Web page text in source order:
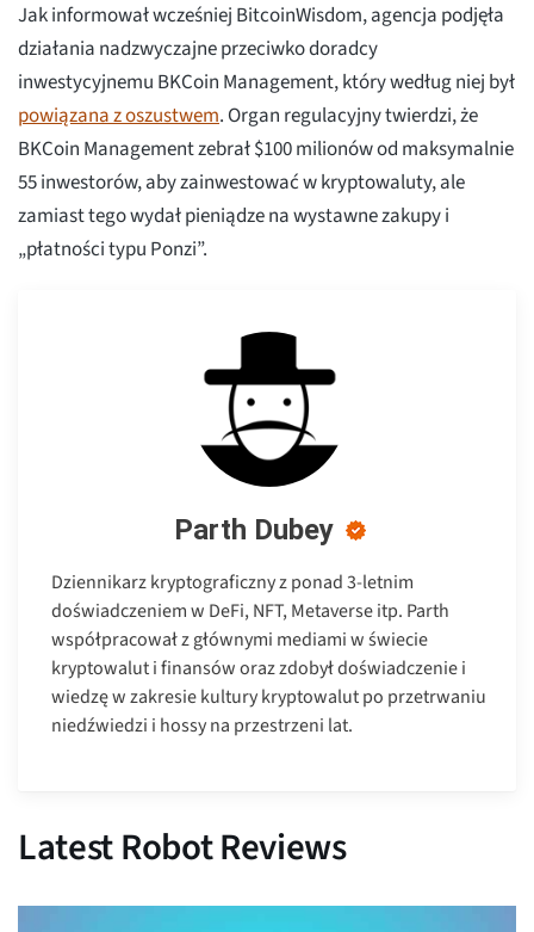
Jak informował wcześniej BitcoinWisdom, agencja podjęła
działania nadzwyczajne przeciwko doradcy
inwestycyjnemu BKCoin Management, który według niej był
powiązana z oszustwem. Organ regulacyjny twierdzi, że
BKCoin Management zebrał $100 milionów od maksymalnie
55 inwestorów, aby zainwestować w kryptowaluty, ale
zamiast tego wydał pieniądze na wystawne zakupy i
„płatności typu Ponzi”.
Parth Dubey
Dziennikarz kryptograficzny z ponad 3-letnim
doświadczeniem w DeFi, NFT, Metaverse itp. Parth
współpracował z głównymi mediami w świecie
kryptowalut i finansów oraz zdobył doświadczenie i
wiedzę w zakresie kultury kryptowalut po przetrwaniu
niedźwiedzi i hossy na przestrzeni lat.
Latest Robot Reviews